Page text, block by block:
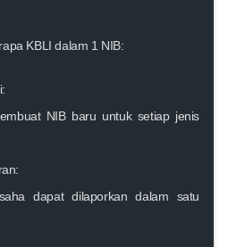
KBLI dalam 1 NIB:
NIB baru untuk setiap jenis
dapat dilaporkan dalam satu